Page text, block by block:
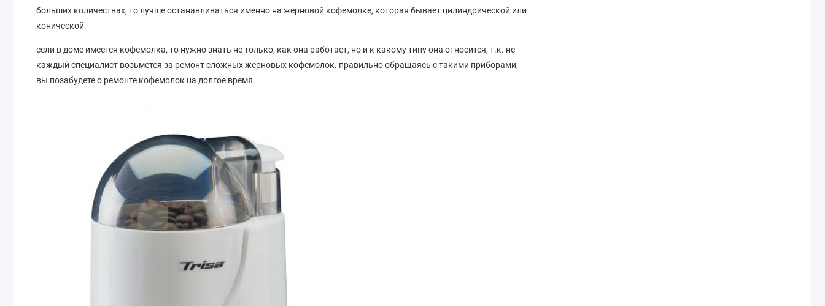
больших количествах, то лучше останавливаться именно на жерновой кофемолке, которая бывает цилиндрической или
конической.
если в доме имеется кофемолка, то нужно знать не только, как она работает, но и к какому типу она относится, т.к. не
каждый специалист возьмется за ремонт сложных жерновых кофемолок. правильно обращаясь с такими приборами,
вы позабудете о ремонте кофемолок на долгое время.